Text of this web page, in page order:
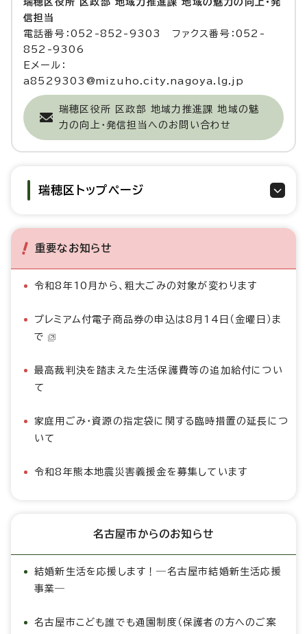
瑞穂区役所 区政部 地域力推進課 地域の魅力の向上・発
信担当
電話番号：052-852-9303 ファクス番号：052-
852-9306
Eメール：
a8529303@mizuho.city.nagoya.lg.jp
瑞穂区役所 区政部 地域力推進課 地域の魅
力の向上・発信担当へのお問い合わせ
瑞穂区トップページ
重要なお知らせ
令和8年10月から、粗大ごみの対象が変わります
プレミアム付電子商品券の申込は8月14日（金曜日）ま
で
最高裁判決を踏まえた生活保護費等の追加給付につい
て
家庭用ごみ・資源の指定袋に関する臨時措置の延長につ
いて
令和8年熊本地震災害義援金を募集しています
名古屋市からのお知らせ
結婚新生活を応援します！―名古屋市結婚新生活応援
事業―
名古屋市こども誰でも通園制度（保護者の方へのご案